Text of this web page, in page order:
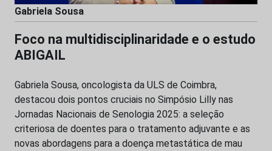
Gabriela Sousa
Foco na multidisciplinaridade e o estudo
ABIGAIL
Gabriela Sousa, oncologista da ULS de Coimbra,
destacou dois pontos cruciais no Simpósio Lilly nas
Jornadas Nacionais de Senologia 2025: a seleção
criteriosa de doentes para o tratamento adjuvante e as
novas abordagens para a doença metastática de mau